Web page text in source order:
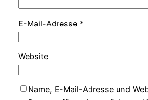
E-Mail-Adresse *
Website
Name, E-Mail-Adresse und